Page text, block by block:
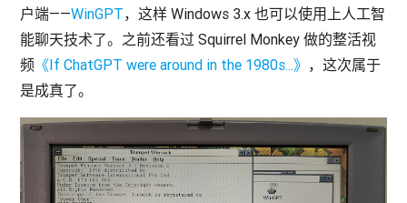
户端——WinGPT，这样 Windows 3.x 也可以使用上人工智
能聊天技术了。之前还看过 Squirrel Monkey 做的整活视
频 《If ChatGPT were around in the 1980s...》 ，这次属于
是成真了。